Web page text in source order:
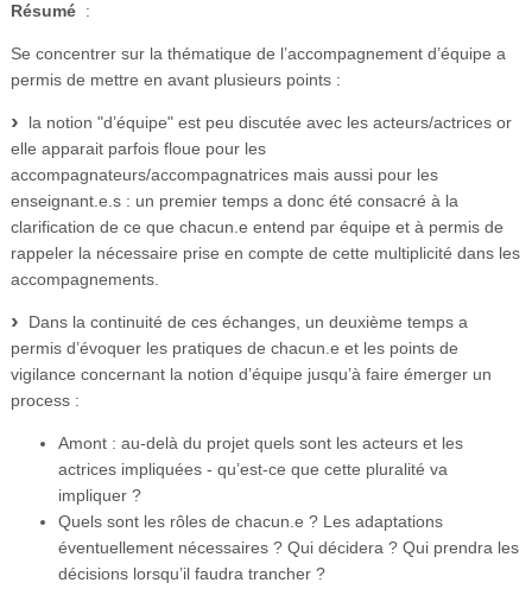
Résumé :
Se concentrer sur la thématique de l’accompagnement d’équipe a
permis de mettre en avant plusieurs points :
la notion "d’équipe" est peu discutée avec les acteurs/actrices or
elle apparait parfois floue pour les
accompagnateurs/accompagnatrices mais aussi pour les
enseignant.e.s : un premier temps a donc été consacré à la
clarification de ce que chacun.e entend par équipe et à permis de
rappeler la nécessaire prise en compte de cette multiplicité dans les
accompagnements.
Dans la continuité de ces échanges, un deuxième temps a
permis d’évoquer les pratiques de chacun.e et les points de
vigilance concernant la notion d’équipe jusqu’à faire émerger un
process :
Amont : au-delà du projet quels sont les acteurs et les
actrices impliquées - qu’est-ce que cette pluralité va
impliquer ?
Quels sont les rôles de chacun.e ? Les adaptations
éventuellement nécessaires ? Qui décidera ? Qui prendra les
décisions lorsqu’il faudra trancher ?